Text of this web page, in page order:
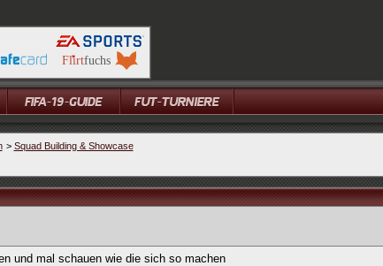
> Squad Building & Showcase
und mal schauen wie die sich so machen